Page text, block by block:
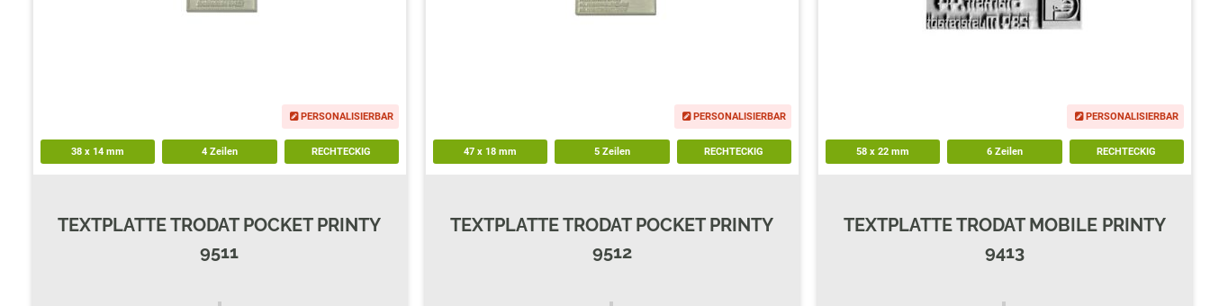
TRODAT® PIXEL STAMP
ERSATZPLATTEN NACH GRÖSSE
PERSONALISIERBAR
38 x14 mm 4 Zeilen RECHTECKIG
TEXTPLATTE TRODAT POCKET PRINTY
9511
PERSONALISIERBAR
47 x18 mm 5 Zeilen RECHTECKIG
TEXTPLATTE TRODAT POCKET PRINTY
9512
PERSONALISIERBAR
58 x22 mm 6 Zeilen RECHTECKIG
TEXTPLATTE TRODAT MOBILE PRINTY
9413